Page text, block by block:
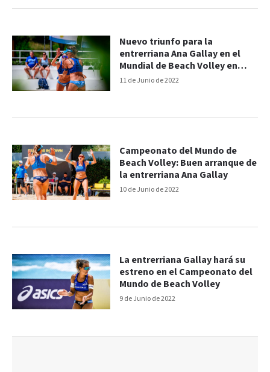
11 de Junio de 2022
Nuevo triunfo para la
entrerriana Ana Gallay en el
Mundial de Beach Volley en
Roma
10 de Junio de 2022
Campeonato del Mundo de
Beach Volley: Buen arranque de
la entrerriana Ana Gallay
9 de Junio de 2022
La entrerriana Gallay hará su
estreno en el Campeonato del
Mundo de Beach Volley